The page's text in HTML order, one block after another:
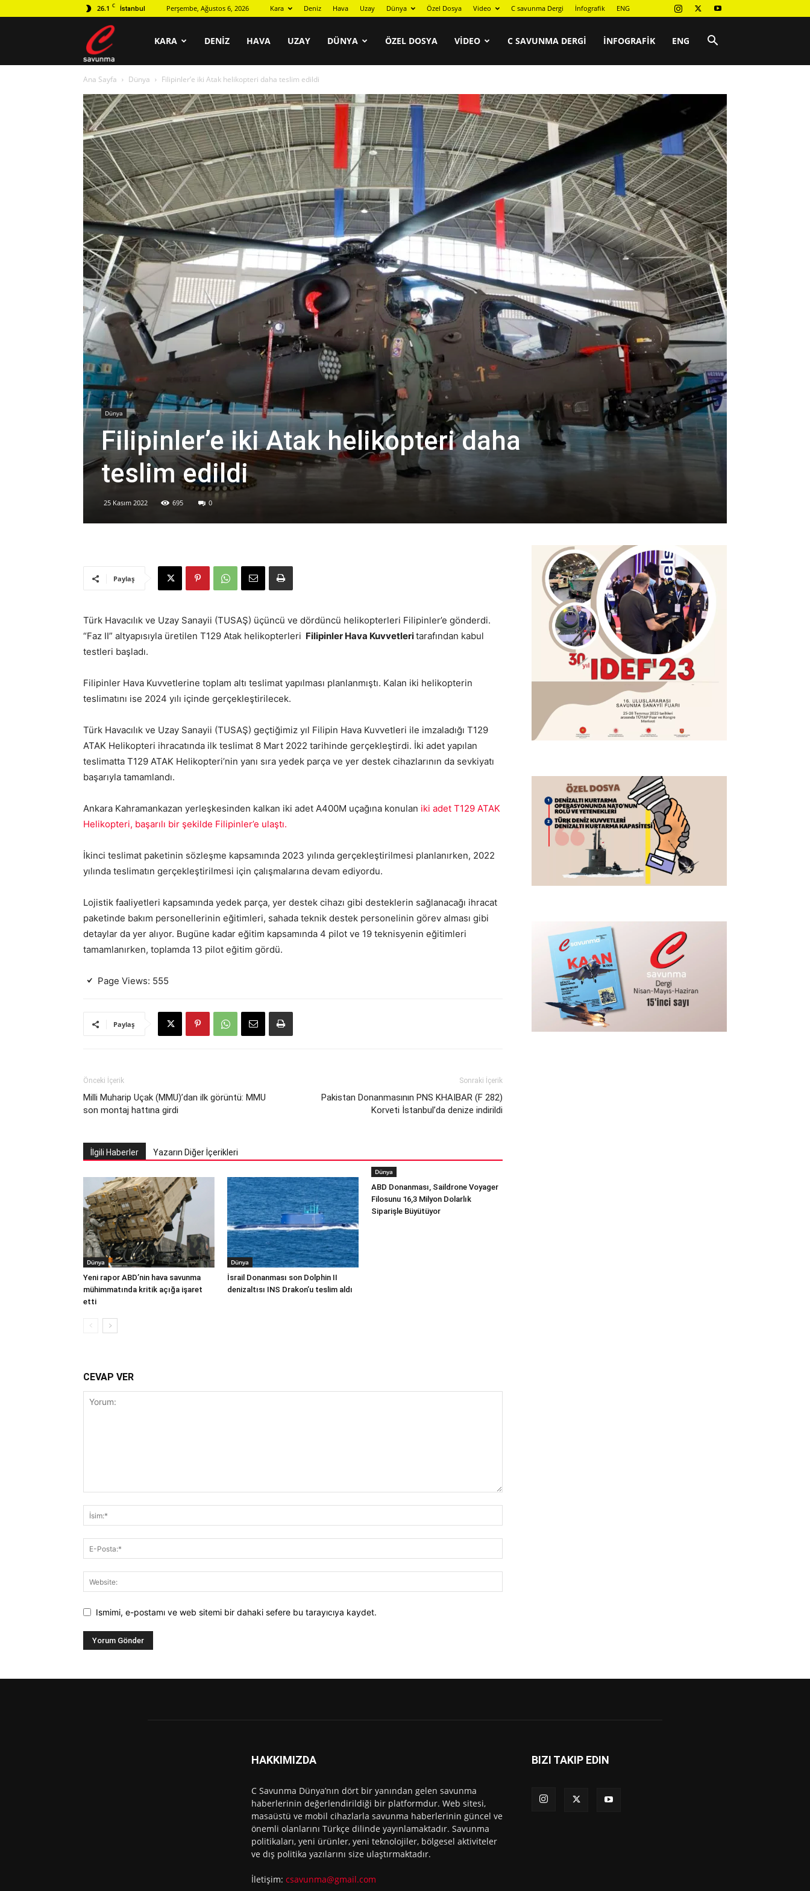
26.1 C İstanbul Perşembe, Ağustos 6, 2026 Kara Deniz Hava Uzay Dünya Özel Dosya Video C savunma Dergi İnfografik ENG
KARA DENIZ HAVA UZAY DÜNYA ÖZEL DOSYA VIDEO C SAVUNMA DERGI İNFOGRAFIK ENG
Ana Sayfa Dünya Filipinler’e iki Atak helikopteri daha teslim edildi
Dünya
Filipinler’e iki Atak helikopteri daha
teslim edildi
25 Kasım 2022 695 0
Paylaş
Türk Havacılık ve Uzay Sanayii (TUSAŞ) üçüncü ve dördüncü helikopterleri Filipinler’e gönderdi.
“Faz II” altyapısıyla üretilen T129 Atak helikopterleri Filipinler Hava Kuvvetleritarafından kabul
testleri başladı.
Filipinler Hava Kuvvetlerine toplam altı teslimat yapılması planlanmıştı. Kalan iki helikopterin
teslimatını ise 2024 yılı içinde gerçekleştirilecek.
Türk Havacılık ve Uzay Sanayii (TUSAŞ) geçtiğimiz yıl Filipin Hava Kuvvetleri ile imzaladığı T129
ATAK Helikopteri ihracatında ilk teslimat 8 Mart 2022 tarihinde gerçekleştirdi. İki adet yapılan
teslimatta T129 ATAK Helikopteri’nin yanı sıra yedek parça ve yer destek cihazlarının da sevkiyatı
başarıyla tamamlandı.
Ankara Kahramankazan yerleşkesinden kalkan iki adet A400M uçağına konulan iki adet T129 ATAK
Helikopteri, başarılı bir şekilde Filipinler’e ulaştı.
İkinci teslimat paketinin sözleşme kapsamında 2023 yılında gerçekleştirilmesi planlanırken, 2022
yılında teslimatın gerçekleştirilmesi için çalışmalarına devam ediyordu.
Lojistik faaliyetleri kapsamında yedek parça, yer destek cihazı gibi desteklerin sağlanacağı ihracat
paketinde bakım personellerinin eğitimleri, sahada teknik destek personelinin görev alması gibi
detaylar da yer alıyor. Bugüne kadar eğitim kapsamında 4 pilot ve 19 teknisyenin eğitimleri
tamamlanırken, toplamda 13 pilot eğitim gördü.
Page Views: 555
Paylaş
Önceki İçerik
Milli Muharip Uçak (MMU)’dan ilk görüntü: MMU
son montaj hattına girdi
Sonraki İçerik
Pakistan Donanmasının PNS KHAIBAR (F 282)
Korveti İstanbul’da denize indirildi
İlgili Haberler Yazarın Diğer İçerikleri
Dünya
Yeni rapor ABD’nin hava savunma
mühimmatında kritik açığa işaret
etti
Dünya
İsrail Donanması son Dolphin II
denizaltısı INS Drakon’u teslim aldı
Dünya
ABD Donanması, Saildrone Voyager
Filosunu 16,3 Milyon Dolarlık
Siparişle Büyütüyor
CEVAP VER
Ismimi, e-postamı ve web sitemi bir dahaki sefere bu tarayıcıya kaydet.
HAKKIMIZDA
C Savunma Dünya’nın dört bir yanından gelen savunma
haberlerinin değerlendirildiği bir platformdur. Web sitesi,
masaüstü ve mobil cihazlarla savunma haberlerinin güncel ve
önemli olanlarını Türkçe dilinde yayınlamaktadır. Savunma
politikaları, yeni ürünler, yeni teknolojiler, bölgesel aktiviteler
ve dış politika yazılarını size ulaştırmaktadır.
İletişim: csavunma@gmail.com
BIZI TAKIP EDIN